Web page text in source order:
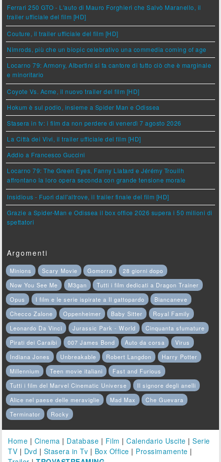
Ferrari 250 GTO - L'auto di Mauro Forghieri che Salvò Maranello, il
trailer ufficiale del film [HD]
Couture, il trailer ufficiale del film [HD]
Nimrods, più che un biopic celebrativo una commedia coming of age
Locarno 79: Armony, Albertini si fa cantore di tutto ciò che è marginale
e minoritario
Coyote Vs. Acme, il nuovo trailer del film [HD]
Hokum è sul podio, insieme a Spider Man e Odissea
Stasera in tv: i film da non perdere di venerdì 7 agosto 2026
La Città dei Vivi, il trailer ufficiale del film [HD]
Addio a Francesco Guccini
Locarno 79: The Green Eyes, Fanny Liatard e Jérémy Trouilh
affrontano la loro opera seconda con grande tensione morale
Insidious - Fuori dall'altrove, il trailer finale del film [HD]
Grazie a Spider-Man e Odissea il box office 2026 supera i 50 milioni di
spettatori
Argomenti
Minions Scary Movie Gomorra
28 giorni dopo
Now You See Me
M3gan
Tutti i film dedicati a Dragon Trainer
Opus
I film e le serie ispirate a Il gattopardo
Biancaneve
Checco Zalone
Oppenheimer Baby Sitter
Royal Family
Leonardo Da Vinci
Jurassic Park - World
Cinquanta sfumature
Pirati dei Caraibi
007 James Bond Auto da corsa
Virus
Indiana Jones
Unbreakable Robert Langdon
Harry Potter
Millennium
Teen movie italiani
Fast and Furious
Tutti i film del Marvel Cinematic Universe
Il signore degli anelli
Alice nel paese delle meraviglie
Mad Max
Che Guevara
Terminator
Rocky
Home | Cinema | Database | Film |Calendario Uscite |Serie
TV | Dvd | Stasera in Tv | Box Office | Prossimamente |